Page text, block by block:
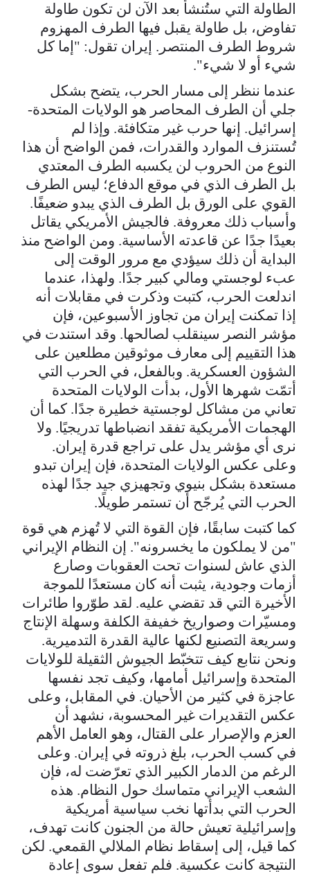
الطاولة التي ستُنشأ بعد الآن لن تكون طاولة
تفاوض، بل طاولة يقبل فيها الطرف المهزوم
شروط الطرف المنتصر. إيران تقول: "إما كل
شيء أو لا شيء".
عندما ننظر إلى مسار الحرب، يتضح بشكل
جلي أن الطرف المحاصر هو الولايات المتحدة-
إسرائيل. إنها حرب غير متكافئة. وإذا لم
تُستنزف الموارد والقدرات، فمن الواضح أن هذا
النوع من الحروب لن يكسبه الطرف المعتدي
بل الطرف الذي في موقع الدفاع؛ ليس الطرف
القوي على الورق بل الطرف الذي يبدو ضعيفًا.
وأسباب ذلك معروفة. فالجيش الأمريكي يقاتل
بعيدًا جدًا عن قاعدته الأساسية. ومن الواضح منذ
البداية أن ذلك سيؤدي مع مرور الوقت إلى
عبء لوجستي ومالي كبير جدًا. ولهذا، عندما
اندلعت الحرب، كتبت وذكرت في مقابلات أنه
إذا تمكنت إيران من تجاوز الأسبوعين، فإن
مؤشر النصر سينقلب لصالحها. وقد استندت في
هذا التقييم إلى معارف موثوقين مطلعين على
الشؤون العسكرية. وبالفعل، في الحرب التي
أتمّت شهرها الأول، بدأت الولايات المتحدة
تعاني من مشاكل لوجستية خطيرة جدًا. كما أن
الهجمات الأمريكية تفقد انضباطها تدريجيًا. ولا
نرى أي مؤشر يدل على تراجع قدرة إيران.
وعلى عكس الولايات المتحدة، فإن إيران تبدو
مستعدة بشكل بنيوي وتجهيزي جيد جدًا لهذه
الحرب التي يُرجّح أن تستمر طويلًا.
كما كتبت سابقًا، فإن القوة التي لا تُهزم هي قوة
"من لا يملكون ما يخسرونه". إن النظام الإيراني
الذي عاش لسنوات تحت العقوبات وصارع
أزمات وجودية، يثبت أنه كان مستعدًا للموجة
الأخيرة التي قد تقضي عليه. لقد طوّروا طائرات
ومسيّرات وصواريخ خفيفة الكلفة وسهلة الإنتاج
وسريعة التصنيع لكنها عالية القدرة التدميرية.
ونحن نتابع كيف تتخبّط الجيوش الثقيلة للولايات
المتحدة وإسرائيل أمامها، وكيف تجد نفسها
عاجزة في كثير من الأحيان. في المقابل، وعلى
عكس التقديرات غير المحسوبة، نشهد أن
العزم والإصرار على القتال، وهو العامل الأهم
في كسب الحرب، بلغ ذروته في إيران. وعلى
الرغم من الدمار الكبير الذي تعرّضت له، فإن
الشعب الإيراني متماسك حول النظام. هذه
الحرب التي بدأتها نخب سياسية أمريكية
وإسرائيلية تعيش حالة من الجنون كانت تهدف،
كما قيل، إلى إسقاط نظام الملالي القمعي. لكن
النتيجة كانت عكسية. فلم تفعل سوى إعادة